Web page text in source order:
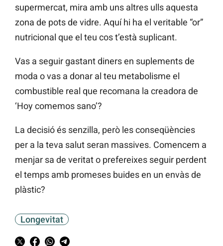
supermercat, mira amb uns altres ulls aquesta
zona de pots de vidre. Aquí hi ha el veritable “or”
nutricional que el teu cos t’està suplicant.
Vas a seguir gastant diners en suplements de
moda o vas a donar al teu metabolisme el
combustible real que recomana la creadora de
‘Hoy comemos sano’?
La decisió és senzilla, però les conseqüències
per a la teva salut seran massives. Comencem a
menjar sa de veritat o prefereixes seguir perdent
el temps amb promeses buides en un envàs de
plàstic?
Longevitat